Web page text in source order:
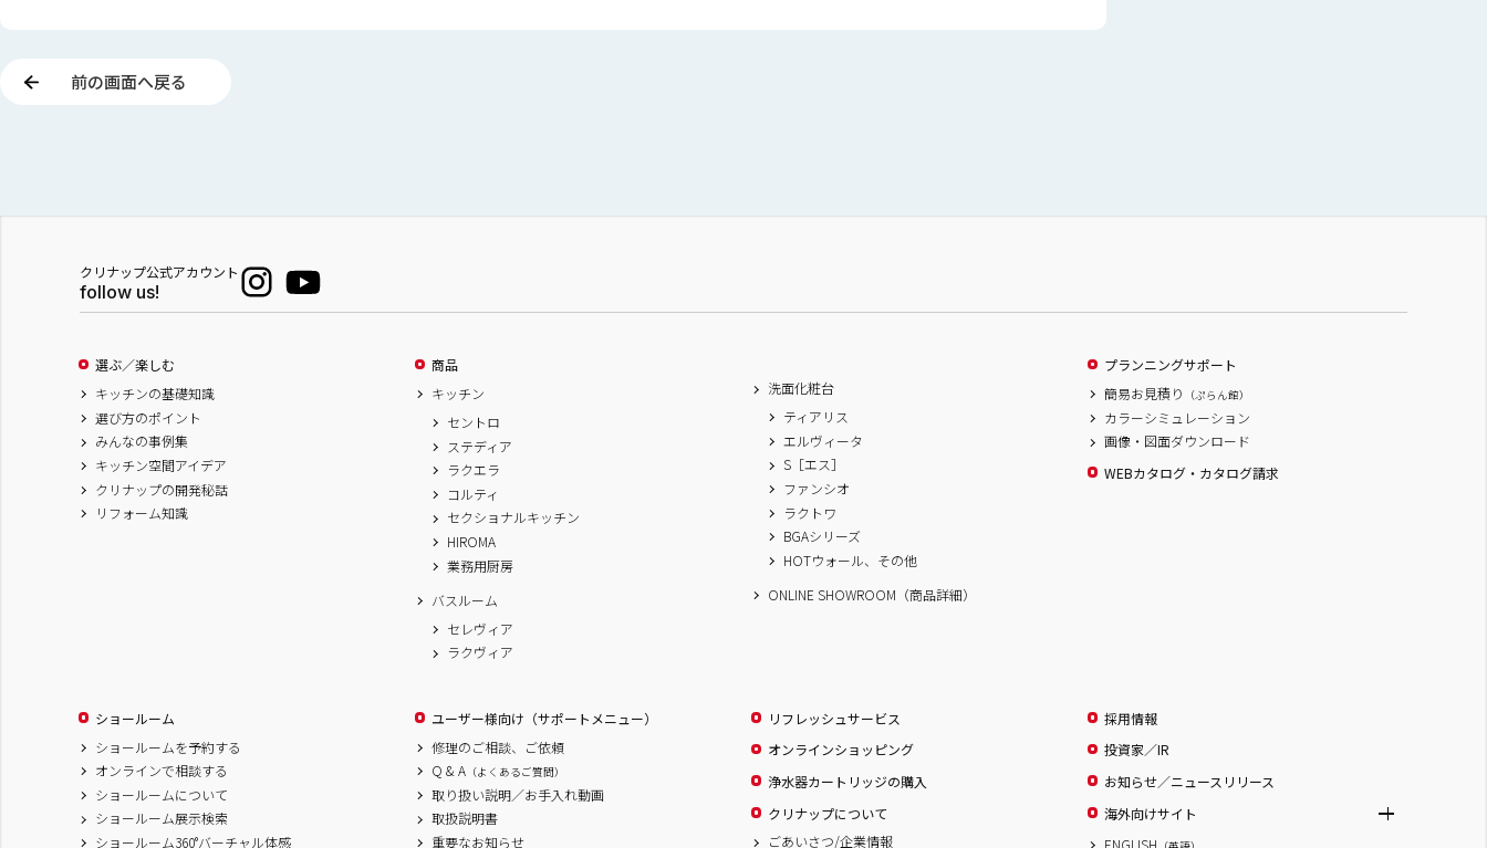
前の画面へ戻る
クリナップ公式アカウント
follow us!
選ぶ／楽しむ
キッチンの基礎知識
選び方のポイント
みんなの事例集
キッチン空間アイデア
クリナップの開発秘話
リフォーム知識
商品
キッチン
セントロ
ステディア
ラクエラ
コルティ
セクショナルキッチン
HIROMA
業務用厨房
バスルーム
セレヴィア
ラクヴィア
洗面化粧台
ティアリス
エルヴィータ
S［エス］
ファンシオ
ラクトワ
BGAシリーズ
HOTウォール、その他
ONLINE SHOWROOM（商品詳細）
プランニングサポート
簡易お見積り
（ぷらん館）
カラーシミュレーション
画像・図面ダウンロード
WEBカタログ・カタログ請求
ショールーム
ショールームを予約する
オンラインで相談する
ショールームについて
ショールーム展示検索
ショールーム360°バーチャル体感
ユーザー様向け（サポートメニュー）
修理のご相談、ご依頼
Q & A （よくあるご質問）
取り扱い説明／お手入れ動画
取扱説明書
重要なお知らせ
リフレッシュサービス
オンラインショッピング
浄水器カートリッジの購入
クリナップについて
ごあいさつ/企業情報
採用情報
投資家／IR
お知らせ／ニュースリリース
海外向けサイト